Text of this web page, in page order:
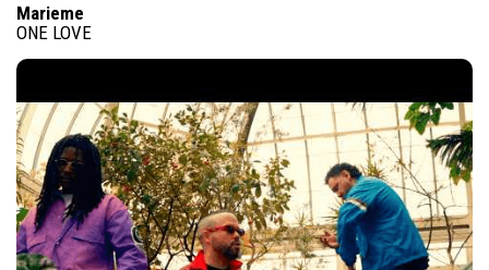
Marieme
ONE LOVE